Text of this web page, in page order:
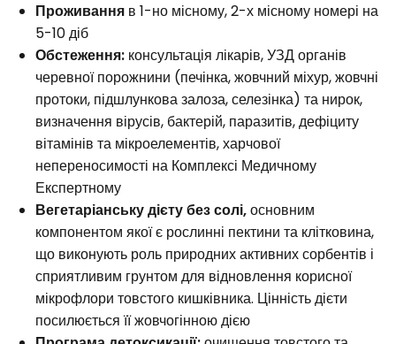
Проживання в 1-но місному, 2-х місному номері на
5-10 діб
Обстеження: консультація лікарів, УЗД органів
черевної порожнини (печінка, жовчний міхур, жовчні
протоки, підшлункова залоза, селезінка) та нирок,
визначення вірусів, бактерій, паразитів, дефіциту
вітамінів та мікроелементів, харчової
непереносимості на Комплексі Медичному
Експертному
Вегетаріанську дієту без солі,основним
компонентом якої є рослинні пектини та клітковина,
що виконують роль природних активних сорбентів і
сприятливим грунтом для відновлення корисної
мікрофлори товстого кишківника. Цінність дієти
посилюється її жовчогінною дією